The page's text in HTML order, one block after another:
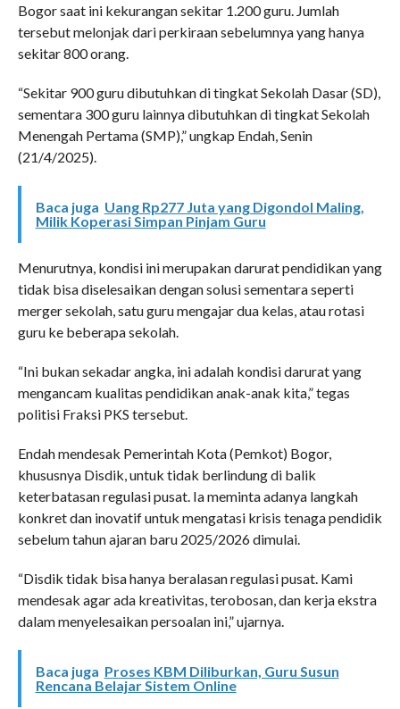
Bogor saat ini kekurangan sekitar 1.200 guru. Jumlah
tersebut melonjak dari perkiraan sebelumnya yang hanya
sekitar 800 orang.
“Sekitar 900 guru dibutuhkan di tingkat Sekolah Dasar (SD),
sementara 300 guru lainnya dibutuhkan di tingkat Sekolah
Menengah Pertama (SMP),” ungkap Endah, Senin
(21/4/2025).
Baca juga Uang Rp277 Juta yang Digondol Maling,
Milik Koperasi Simpan Pinjam Guru
Menurutnya, kondisi ini merupakan darurat pendidikan yang
tidak bisa diselesaikan dengan solusi sementara seperti
merger sekolah, satu guru mengajar dua kelas, atau rotasi
guru ke beberapa sekolah.
“Ini bukan sekadar angka, ini adalah kondisi darurat yang
mengancam kualitas pendidikan anak-anak kita,” tegas
politisi Fraksi PKS tersebut.
Endah mendesak Pemerintah Kota (Pemkot) Bogor,
khususnya Disdik, untuk tidak berlindung di balik
keterbatasan regulasi pusat. Ia meminta adanya langkah
konkret dan inovatif untuk mengatasi krisis tenaga pendidik
sebelum tahun ajaran baru 2025/2026 dimulai.
“Disdik tidak bisa hanya beralasan regulasi pusat. Kami
mendesak agar ada kreativitas, terobosan, dan kerja ekstra
dalam menyelesaikan persoalan ini,” ujarnya.
Baca juga Proses KBM Diliburkan, Guru Susun
Rencana Belajar Sistem Online